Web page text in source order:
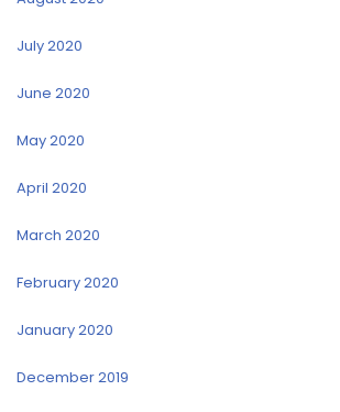
July 2020
June 2020
May 2020
April 2020
March 2020
February 2020
January 2020
December 2019